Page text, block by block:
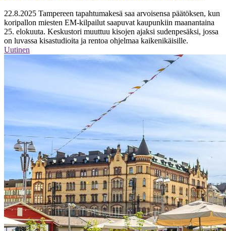
22.8.2025 Tampereen tapahtumakesä saa arvoisensa päätöksen, kun
koripallon miesten EM-kilpailut saapuvat kaupunkiin maanantaina
25. elokuuta. Keskustori muuttuu kisojen ajaksi sudenpesäksi, jossa
on luvassa kisastudioita ja rentoa ohjelmaa kaikenikäisille.
Uutinen